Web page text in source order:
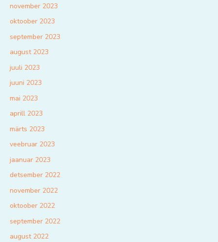
november 2023
oktoober 2023
september 2023
august 2023
juuli 2023
juuni 2023
mai 2023
aprill 2023
märts 2023
veebruar 2023
jaanuar 2023
detsember 2022
november 2022
oktoober 2022
september 2022
august 2022